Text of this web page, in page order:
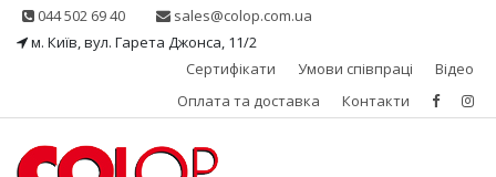
Skip 044 502 69 40
sales@colop.com.ua
м. Київ, вул. Гарета Джонса, 11/2
Сертифікати
Умови співпраці
Відео
Оплата та доставка
Контакти